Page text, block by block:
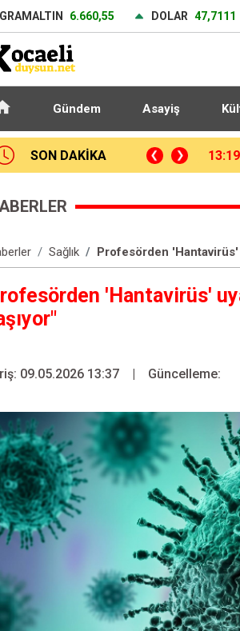
GRAMALTIN 6.660,55 DOLAR 47,7111
Gündem Asayiş
SON DAKİKA
Sağlık Profesörden 'Hantavirüs'
'Hantavirüs'
09.05.2026 13:37 | Güncelleme: